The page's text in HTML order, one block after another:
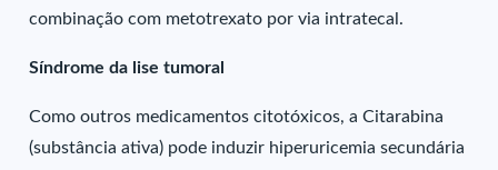
combinação com metotrexato por via intratecal.
Síndrome da lise tumoral
Como outros medicamentos citotóxicos, a Citarabina
(substância ativa) pode induzir hiperuricemia secundária